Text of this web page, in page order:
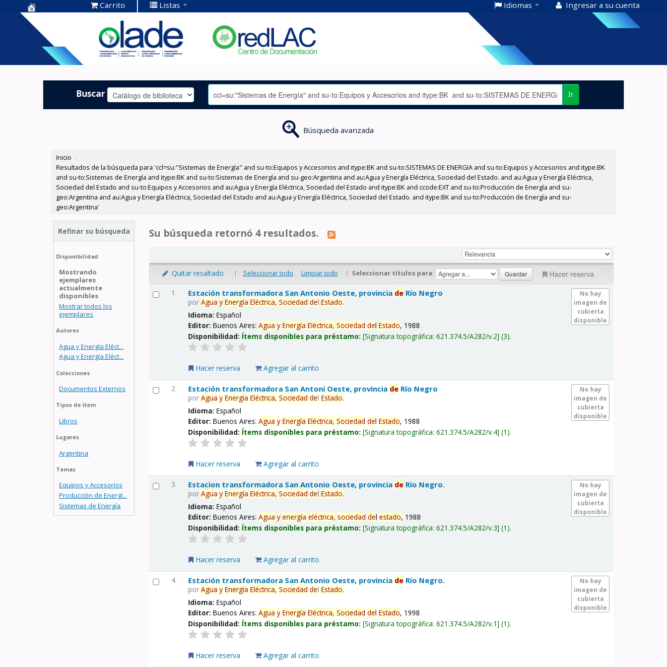
Centro de
Documentación
OLADE -
Carrito Listas Idiomas Ingresar a su cuenta
Buscar Ir
Búsqueda avanzada
Inicio ›
Resultados de la búsqueda para 'ccl=su:"Sistemas de Energía" and su-to:Equipos y Accesorios and itype:BK and su-to:SISTEMAS DE ENERGIA and su-to:Equipos y Accesorios and itype:BK
and su-to:Sistemas de Energía and itype:BK and su-to:Sistemas de Energía and su-geo:Argentina and au:Agua y Energía Eléctrica, Sociedad del Estado. and au:Agua y Energía Eléctrica,
Sociedad del Estado and su-to:Equipos y Accesorios and au:Agua y Energía Eléctrica, Sociedad del Estado and itype:BK and ccode:EXT and su-to:Producción de Energía and su-
geo:Argentina and au:Agua y Energía Eléctrica, Sociedad del Estado and au:Agua y Energía Eléctrica, Sociedad del Estado. and itype:BK and su-to:Producción de Energía and su-
geo:Argentina'
Refinar su búsqueda
Disponibilidad
Mostrando
ejemplares
actualmente
disponibles
Mostrar todos los
ejemplares
Autores
Agua y Energía Eléct...
Agua y Energía Eléct...
Colecciones
Documentos Externos
Tipos de ítem
Libros
Lugares
Argentina
Temas
Equipos y Accesorios
Producción de Energí...
Sistemas de Energía
Su búsqueda retornó 4 resultados.
Quitar resaltado | Seleccionar todo Limpiar todo | Seleccionar títulos para: Hacer reserva
1.
No hay
imagen de
cubierta
disponible
Estación transformadora San Antonio Oeste, provincia de Río Negro
porAgua y Energía Eléctrica, Sociedad delEstado.
Idioma:Español
Editor:Buenos Aires:Agua y Energía Eléctrica, Sociedad delEstado, 1988
Disponibilidad: Ítems disponibles para préstamo: Signatura topográfica:621.374.5/A282/v.2 (3).
Hacer reserva Agregar al carrito
2.
No hay
imagen de
cubierta
disponible
Estación transformadora San Antoni Oeste, provincia de Río Negro
porAgua y Energía Eléctrica, Sociedad delEstado.
Idioma:Español
Editor:Buenos Aires:Agua y Energía Eléctrica, Sociedad delEstado, 1988
Disponibilidad: Ítems disponibles para préstamo: Signatura topográfica:621.374.5/A282/v.4 (1).
Hacer reserva Agregar al carrito
3.
No hay
imagen de
cubierta
disponible
Estacion transformadora San Antonio Oeste, provincia de Río Negro.
porAgua y Energía Eléctrica, Sociedad delEstado.
Idioma:Español
Editor:Buenos Aires:Agua y energía eléctrica, sociedad delestado, 1988
Disponibilidad: Ítems disponibles para préstamo: Signatura topográfica:621.374.5/A282/v.3 (1).
Hacer reserva Agregar al carrito
4.
No hay
imagen de
cubierta
disponible
Estación transformadora San Antonio Oeste, provincia de Río Negro.
porAgua y Energía Eléctrica, Sociedad delEstado.
Idioma:Español
Editor:Buenos Aires:Agua y Energía Eléctrica, Sociedad delEstado, 1998
Disponibilidad: Ítems disponibles para préstamo: Signatura topográfica:621.374.5/A282/v.1 (1).
Hacer reserva Agregar al carrito